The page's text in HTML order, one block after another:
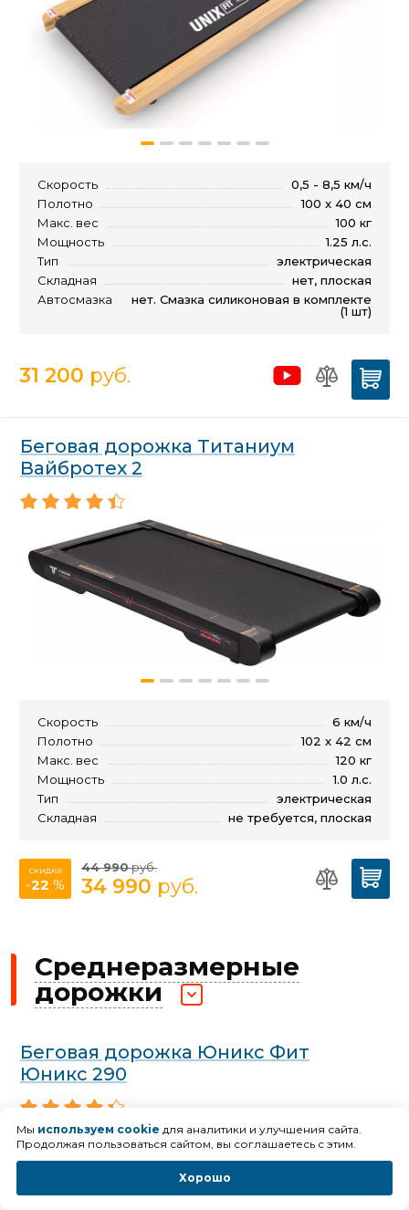
Скорость
0,5 - 8,5 км/ч
Полотно
100 x 40 см
Макс. вес
100 кг
Мощность
1.25 л.с.
Тип
электрическая
Складная
нет, плоская
Автосмазка
нет. Смазка силиконовая в комплекте
(1 шт)
31 200 руб.
Беговая дорожка Титаниум
Вайбротех 2
Скорость
6 км/ч
Полотно
102 х 42 см
Макс. вес
120 кг
Мощность
1.0 л.с.
Тип
электрическая
Складная
не требуется, плоская
скидка
-22 %
44 990руб.
34 990 руб.
Средне­размерные
дорожки
Беговая дорожка Юникс Фит
Юникс 290
Мы используем cookie для аналитики и улучшения сайта.
Продолжая пользоваться сайтом, вы соглашаетесь с этим.
Хорошо